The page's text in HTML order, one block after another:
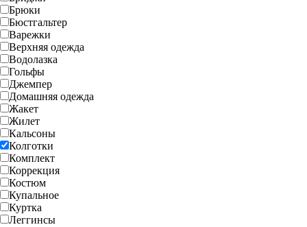
Брюки
Бюстгальтер
Варежки
Верхняя одежда
Водолазка
Гольфы
Джемпер
Домашняя одежда
Жакет
Жилет
Кальсоны
Колготки
Комплект
Коррекция
Костюм
Купальное
Куртка
Леггинсы